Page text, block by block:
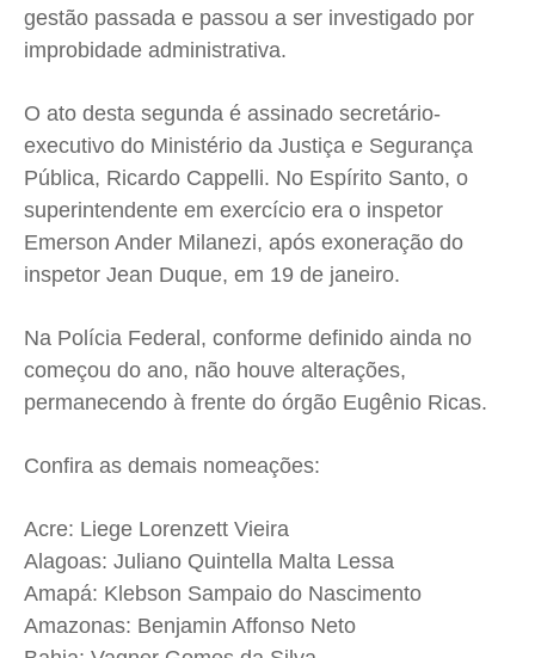
Privacidade
Privacidade
Privacidade
Privacidade
gestão passada e passou a ser investigado por
improbidade administrativa.
O ato desta segunda é assinado secretário-
executivo do Ministério da Justiça e Segurança
Pública, Ricardo Cappelli. No Espírito Santo, o
superintendente em exercício era o inspetor
Emerson Ander Milanezi, após exoneração do
inspetor Jean Duque, em 19 de janeiro.
Na Polícia Federal, conforme definido ainda no
começou do ano, não houve alterações,
permanecendo à frente do órgão Eugênio Ricas.
Confira as demais nomeações:
Acre: Liege Lorenzett Vieira
Alagoas: Juliano Quintella Malta Lessa
Amapá: Klebson Sampaio do Nascimento
Amazonas: Benjamin Affonso Neto